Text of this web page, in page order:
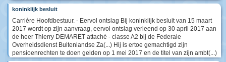
koninklijk besluit
Carrière Hoofdbestuur. - Eervol ontslag Bij koninklijk besluit van 15 maart
2017 wordt op zijn aanvraag, eervol ontslag verleend op 30 april 2017 aan
de heer Thierry DEMARET attaché - classe A2 bij de Federale
Overheidsdienst Buitenlandse Za(...) Hij is ertoe gemachtigd zijn
pensioenrechten te doen gelden op 1 mei 2017 en de titel van zijn ambt(...)